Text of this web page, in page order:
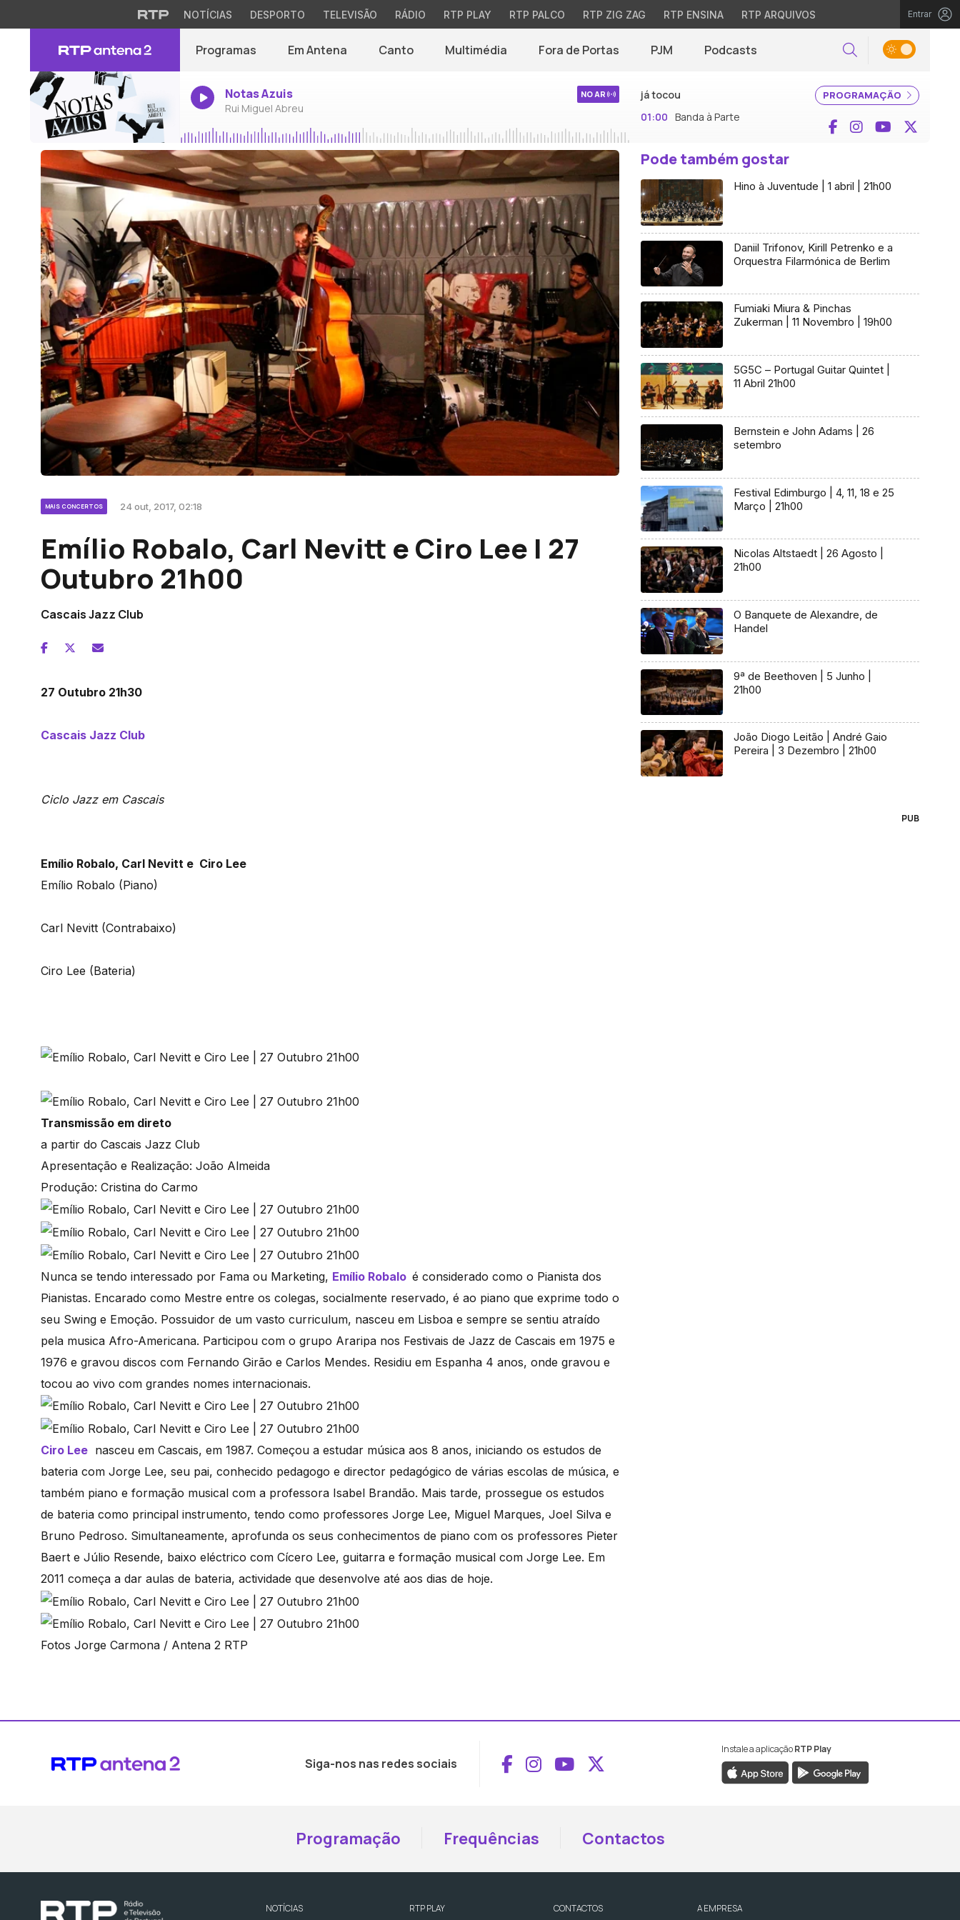
NOTÍCIAS DESPORTO TELEVISÃO RÁDIO RTP PLAY RTP PALCO RTP ZIG ZAG RTP ENSINA RTP ARQUIVOS Entrar
Programas Em Antena Canto Multimédia Fora de Portas PJM Podcasts Pesquisar
Notas Azuis
Rui Miguel Abreu
NO AR PROGRAMAÇÃO
já tocou
01:00 Banda à Parte Facebook
InstagramYouTube
MAIS CONCERTOS 24 out, 2017, 02:18
Emílio Robalo, Carl Nevitt e Ciro Lee | 27
Outubro 21h00
Cascais Jazz Club
27 Outubro 21h30
Cascais Jazz Club
Ciclo Jazz em Cascais
Emílio Robalo, Carl Nevitt e Ciro Lee
Emílio Robalo (Piano)
Carl Nevitt (Contrabaixo)
Ciro Lee (Bateria)
Transmissão em direto
a partir do Cascais Jazz Club
Apresentação e Realização: João Almeida
Produção: Cristina do Carmo
Nunca se tendo interessado por Fama ou Marketing, Emílio Robalo é considerado como o Pianista dos
Pianistas. Encarado como Mestre entre os colegas, socialmente reservado, é ao piano que exprime todo o
seu Swing e Emoção. Possuidor de um vasto curriculum, nasceu em Lisboa e sempre se sentiu atraído
pela musica Afro-Americana. Participou com o grupo Araripa nos Festivais de Jazz de Cascais em 1975 e
1976 e gravou discos com Fernando Girão e Carlos Mendes. Residiu em Espanha 4 anos, onde gravou e
tocou ao vivo com grandes nomes internacionais.
Ciro Lee nasceu em Cascais, em 1987. Começou a estudar música aos 8 anos, iniciando os estudos de
bateria com Jorge Lee, seu pai, conhecido pedagogo e director pedagógico de várias escolas de música, e
também piano e formação musical com a professora Isabel Brandão. Mais tarde, prossegue os estudos
de bateria como principal instrumento, tendo como professores Jorge Lee, Miguel Marques, Joel Silva e
Bruno Pedroso. Simultaneamente, aprofunda os seus conhecimentos de piano com os professores Pieter
Baert e Júlio Resende, baixo eléctrico com Cícero Lee, guitarra e formação musical com Jorge Lee. Em
2011 começa a dar aulas de bateria, actividade que desenvolve até aos dias de hoje.
Fotos Jorge Carmona / Antena 2 RTP
Pode também gostar
Hino à Juventude | 1 abril | 21h00
Daniil Trifonov, Kirill Petrenko e a
Orquestra Filarmónica de Berlim
Fumiaki Miura & Pinchas
Zukerman | 11 Novembro | 19h00
5G5C – Portugal Guitar Quintet |
11 Abril 21h00
Bernstein e John Adams | 26
setembro
Festival Edimburgo | 4, 11, 18 e 25
Março | 21h00
Nicolas Altstaedt | 26 Agosto |
21h00
O Banquete de Alexandre, de
Handel
9ª de Beethoven | 5 Junho |
21h00
João Diogo Leitão | André Gaio
Pereira | 3 Dezembro | 21h00
PUB
Siga-nos nas redes sociais Aceder ao Facebook da RTP Antena 2
Aceder ao Instagram da RTP Antena 2
Aceder ao YouTube da RTP Antena 2
Aceder ao X da RTP Antena 2
Instale a aplicaçãoRTP Play
Programação Frequências Contactos
NOTÍCIAS
RTP PLAY
CONTACTOS
A EMPRESA